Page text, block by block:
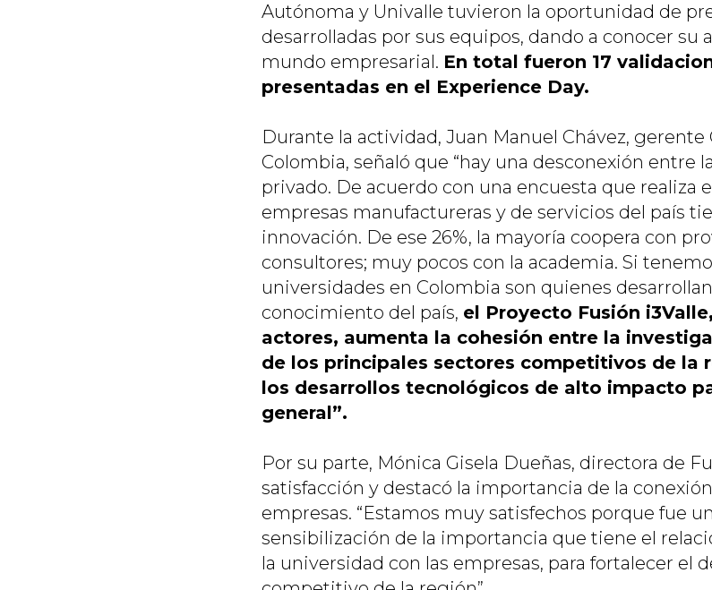
Autónoma y Univalle tuvieron la oportunidad de
desarrolladas por sus equipos, dando a conocer su
mundo empresarial. En total fueron 17
presentadas en el Experience Day.
Durante la actividad, Juan Manuel Chávez, gerente
Colombia, señaló que “hay una desconexión entre
privado. De acuerdo con una encuesta que realiza
empresas manufactureras y de servicios del país
innovación. De ese 26%, la mayoría coopera con
consultores; muy pocos con la academia. Si
universidades en Colombia son quienes
conocimiento del país, el Proyecto Fusión
actores, aumenta la cohesión entre la
de los principales sectores competitivos de la
los desarrollos tecnológicos de alto impacto
general”.
Por su parte, Mónica Gisela Dueñas, directora de
satisfacción y destacó la importancia de la
empresas. “Estamos muy satisfechos porque fue
sensibilización de la importancia que tiene el
la universidad con las empresas, para fortalecer el